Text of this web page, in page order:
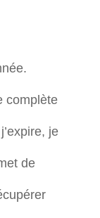
complète
je
de